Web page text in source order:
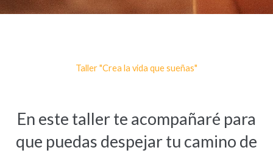
Taller "Crea la vida que sueñas"
En este taller te acompañaré para
que puedas despejar tu camino de